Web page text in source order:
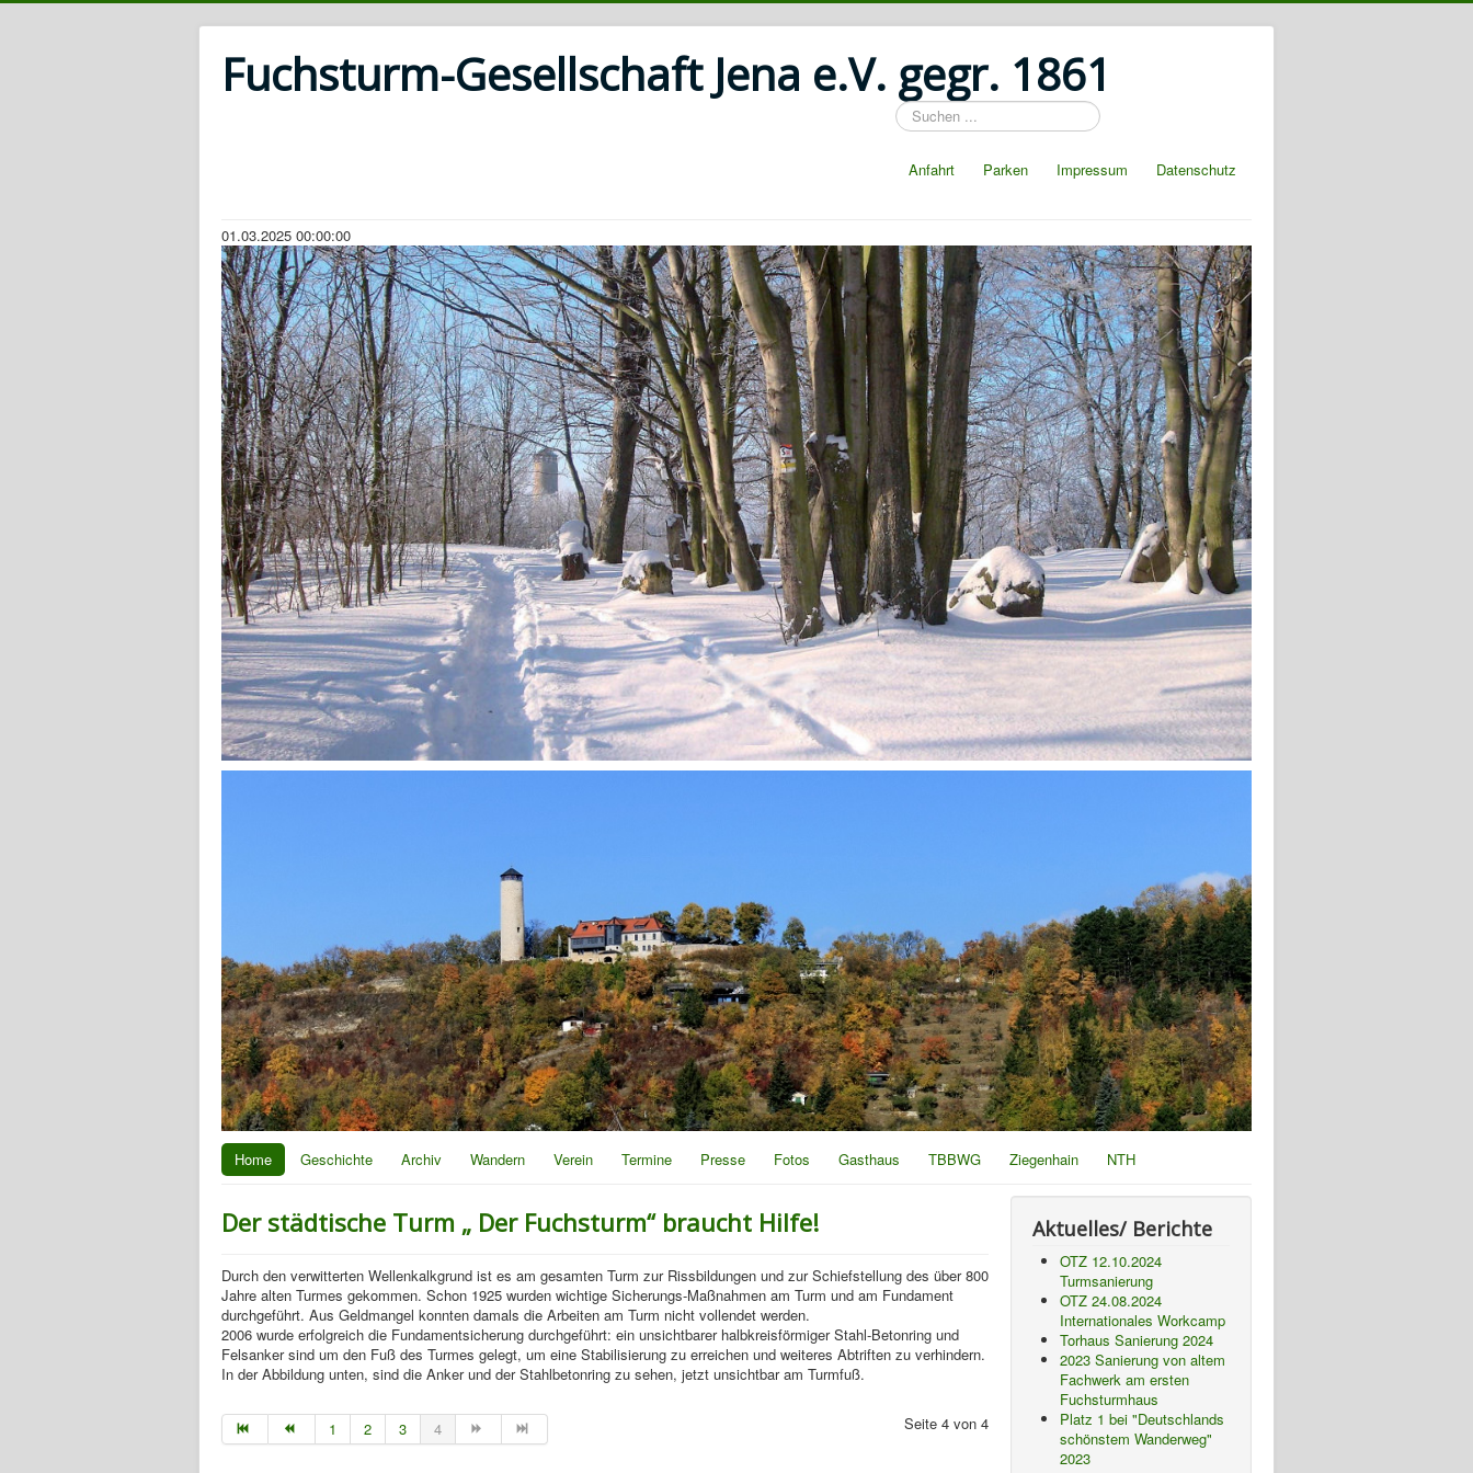
Fuchsturm-Gesellschaft Jena e.V. gegr. 1861
Suchen
...
Anfahrt
Parken Impressum Datenschutz
01.03.2025 00:00:00
Home Geschichte Archiv Wandern Verein Termine Presse Fotos Gasthaus TBBWG Ziegenhain NTH
Der städtische Turm „ Der Fuchsturm“ braucht Hilfe!
Durch den verwitterten Wellenkalkgrund ist es am gesamten Turm zur Rissbildungen und zur Schiefstellung des über 800
Jahre alten Turmes gekommen. Schon 1925 wurden wichtige Sicherungs-Maßnahmen am Turm und am Fundament
durchgeführt. Aus Geldmangel konnten damals die Arbeiten am Turm nicht vollendet werden.
2006 wurde erfolgreich die Fundamentsicherung durchgeführt: ein unsichtbarer halbkreisförmiger Stahl-Betonring und
Felsanker sind um den Fuß des Turmes gelegt, um eine Stabilisierung zu erreichen und weiteres Abtriften zu verhindern.
In der Abbildung unten, sind die Anker und der Stahlbetonring zu sehen, jetzt unsichtbar am Turmfuß.
Seite 4 von 4
1 2 3 4
Aktuelles/ Berichte
OTZ 12.10.2024
Turmsanierung
OTZ 24.08.2024
Internationales Workcamp
Torhaus Sanierung 2024
2023 Sanierung von altem
Fachwerk am ersten
Fuchsturmhaus
Platz 1 bei "Deutschlands
schönstem Wanderweg"
2023